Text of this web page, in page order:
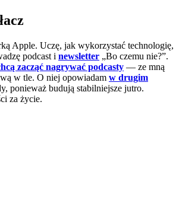
Apple. Uczę, jak wykorzystać technologię,
podcast i newsletter „Bo czemu nie?”.
zacząć nagrywać podcasty — ze mną
w tle. O niej opowiadam w drugim
ponieważ budują stabilniejsze jutro.
za życie.